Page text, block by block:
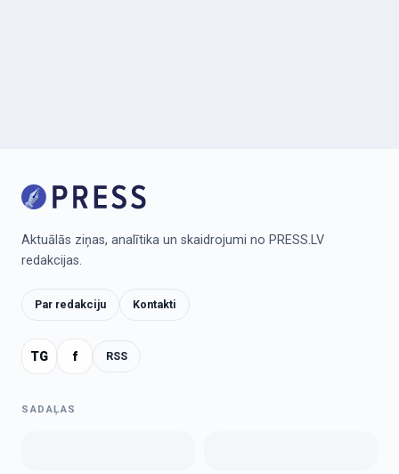
Aktuālās ziņas, analītika un skaidrojumi no PRESS.LV
redakcijas.
Par redakciju Kontakti
TG f RSS
SADAĻAS